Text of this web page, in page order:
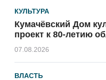
КУЛЬТУРА
Кумачёвский Дом
проект к 80-летию
07.08.2026
ВЛАСТЬ